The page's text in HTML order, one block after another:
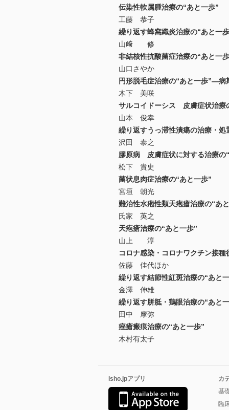
伝染性軟属腫治療の“あと一歩”
工藤 恭子
繰り返す蜂窩織炎治療の“あと一
山﨑 修
非結核性抗酸菌症治療の“あと一
山口さやか
円形脱毛症治療の“あと一歩”―
木下 美咲
サルコイドーシス 皮膚症状治療
山本 俊幸
繰り返すうっ滞性潰瘍の治療・処
沢田 泰之
膠原病 皮膚症状に対する治療の
松下 貴史
菌状息肉症治療の“あと一歩”
宮垣 朝光
難治性水疱性類天疱瘡治療の“あ
氏家 英之
天疱瘡治療の“あと一歩”
山上 淳
コロナ感染・コロナワクチン接
佐藤 佳代ほか
繰り返す結節性紅斑治療の“あと
金澤 伸雄
繰り返す胼胝・鶏眼治療の“あと
田中 摩弥
痤瘡瘢痕治療の“あと一歩”
木村有太子
isho.jpアプリ
カ
基
臨